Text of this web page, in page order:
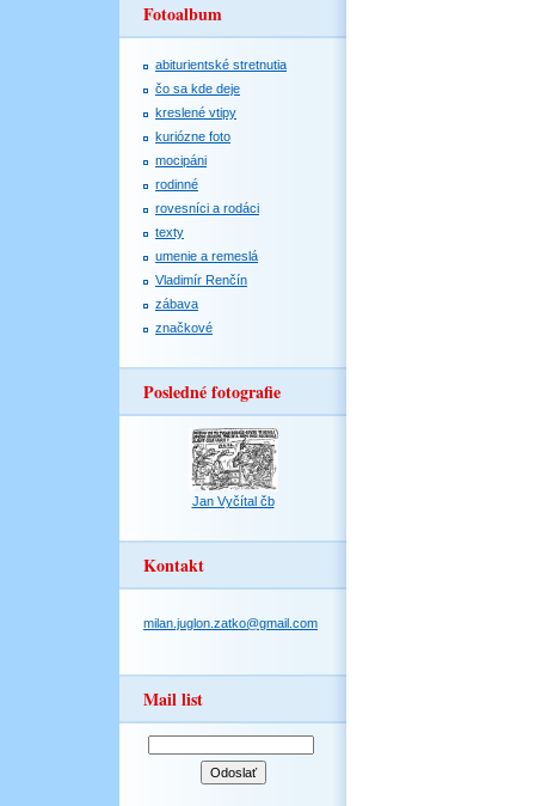
Fotoalbum
abiturientské stretnutia
čo sa kde deje
kreslené vtipy
kuriózne foto
mocipáni
rodinné
rovesníci a rodáci
texty
umenie a remeslá
Vladimír Renčín
zábava
značkové
Posledné fotografie
Jan Vyčítal čb
Kontakt
milan.juglon.zatko@gmail.com
Mail list